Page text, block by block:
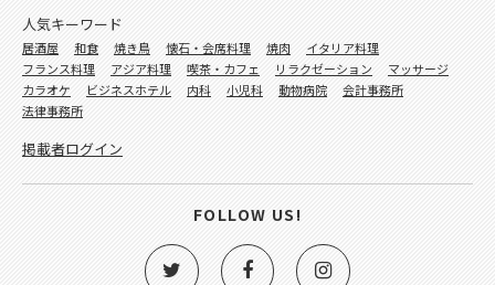
人気キーワード
居酒屋 和食 焼き鳥 懐石・会席料理 焼肉
イタリア料理
フランス料理
アジア料理 喫茶・カフェ リラクゼーション
マッサージ
カラオケ
ビジネスホテル 内科 小児科 動物病院
会計事務所
法律事務所
掲載者ログイン
FOLLOW US!